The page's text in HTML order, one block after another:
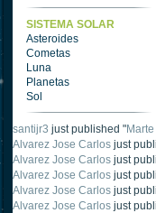
SISTEMA SOLAR
Asteroides
Cometas
Luna
Planetas
Sol
santijr3 just published "
Alvarez Jose Carlos just
Alvarez Jose Carlos just
Alvarez Jose Carlos just
Alvarez Jose Carlos just
Alvarez Jose Carlos just